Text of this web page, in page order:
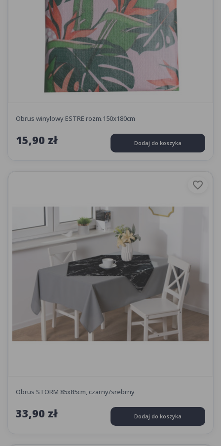
Obrus winylowy ESTRE rozm.150x180cm
15,90 zł Dodaj do koszyka
favorite_border
Obrus STORM 85x85cm, czarny/srebrny
33,90 zł Dodaj do koszyka